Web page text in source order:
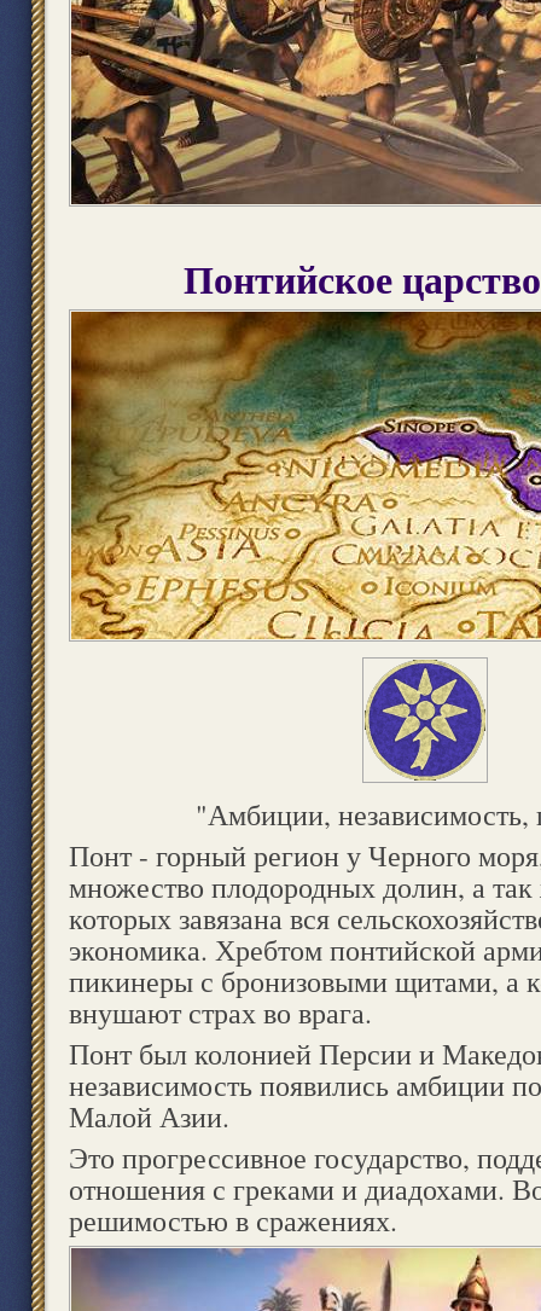
Понтийское
"Амбиции,
Понт - горный регион у Черного
множество плодородных долин, а
которых завязана вся
экономика. Хребтом понтийской
пикинеры с бронизовыми щитами, а
внушают страх во врага.
Понт был колонией Персии и
независимость появились амбиции
Малой Азии.
Это прогрессивное государство,
отношения с греками и диадохами.
решимостью в сражениях.